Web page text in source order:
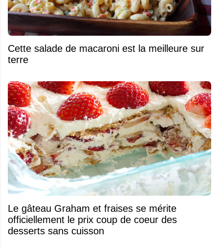
Cette salade de macaroni est la meilleure sur
terre
Le gâteau Graham et fraises se mérite
officiellement le prix coup de coeur des
desserts sans cuisson